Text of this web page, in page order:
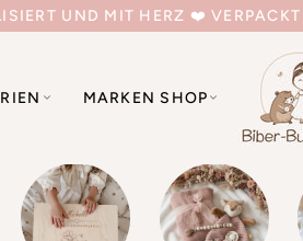
UND MIT HERZ ❤️ VERPACKT
MARKEN SHOP